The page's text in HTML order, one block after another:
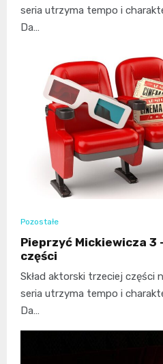
seria utrzyma tempo i
Da…
Pozostałe
Pieprzyć Mickiewicza 3
części
Skład aktorski trzeciej części
seria utrzyma tempo i
Da…